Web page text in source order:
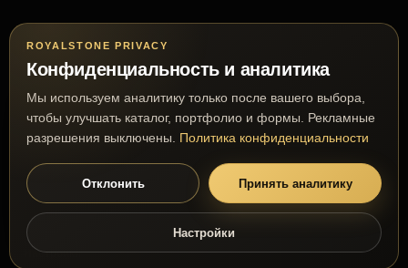
КОНТАКТЫ
Киев, Украина
+38 (063) 777 63 03
royalmramor@gmail.com
© 2026 RoyalStone. Все права защищены.
Премиальное производство из натурального камня
ROYALSTONE PRIVACY
Конфиденциальность и аналитика
Мы используем аналитику только после вашего выбора,
чтобы улучшать каталог, портфолио и формы. Рекламные
разрешения выключены. Политика конфиденциальности
Отклонить Принять аналитику
Настройки
Настройки